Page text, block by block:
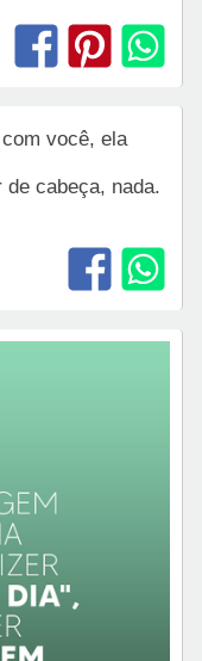
você, ela
cabeça, nada.